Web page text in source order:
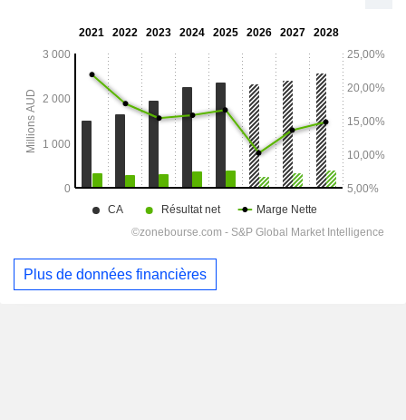
Plus de données financières